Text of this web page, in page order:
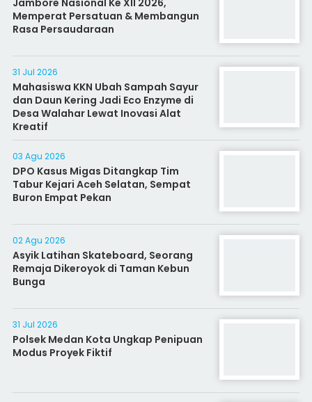
Jambore Nasional Ke XII 2026,
Memperat Persatuan & Membangun
Rasa Persaudaraan
31 Jul 2026
Mahasiswa KKN Ubah Sampah Sayur
dan Daun Kering Jadi Eco Enzyme di
Desa Walahar Lewat Inovasi Alat
Kreatif
03 Agu 2026
DPO Kasus Migas Ditangkap Tim
Tabur Kejari Aceh Selatan, Sempat
Buron Empat Pekan
02 Agu 2026
Asyik Latihan Skateboard, Seorang
Remaja Dikeroyok di Taman Kebun
Bunga
31 Jul 2026
Polsek Medan Kota Ungkap Penipuan
Modus Proyek Fiktif